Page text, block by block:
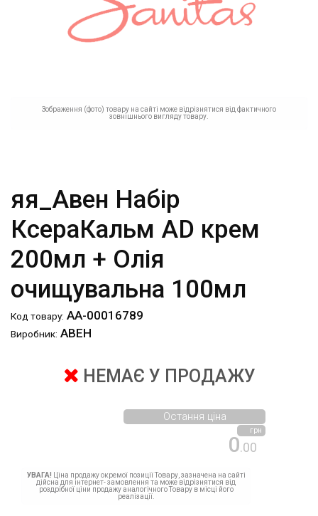
Зображення (фото) товару на сайті може відрізнятися від фактичного
зовнішнього вигляду товару.
яя_Авен Набір
КсераКальм AD крем
200мл + Олія
очищувальна 100мл
Код товару: АА-00016789
Виробник: АВЕН
НЕМАЄ У ПРОДАЖУ
0.00
грн
Остання ціна
УВАГА! Ціна продажу окремої позиції Товару, зазначена на сайті
дійсна для інтернет- замовлення та може відрізнятися від
роздрібної ціни продажу аналогічного Товару в місці його
реалізації.